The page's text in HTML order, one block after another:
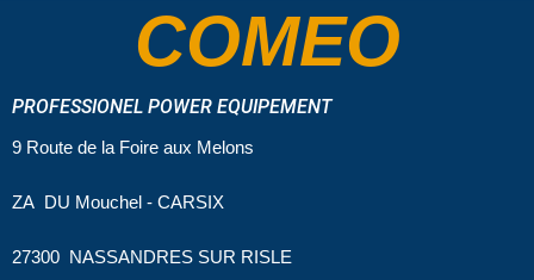
COMEO
PROFESSIONEL POWER EQUIPEMENT
9 Route de la Foire aux Melons
ZA DU Mouchel - CARSIX
27300 NASSANDRES SUR RISLE